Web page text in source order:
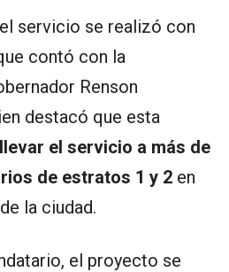
servicio se realizó con
contó con la
Renson
destacó que esta
llevar el servicio a más de
de estratos 1 y 2 en
la ciudad.
el proyecto se